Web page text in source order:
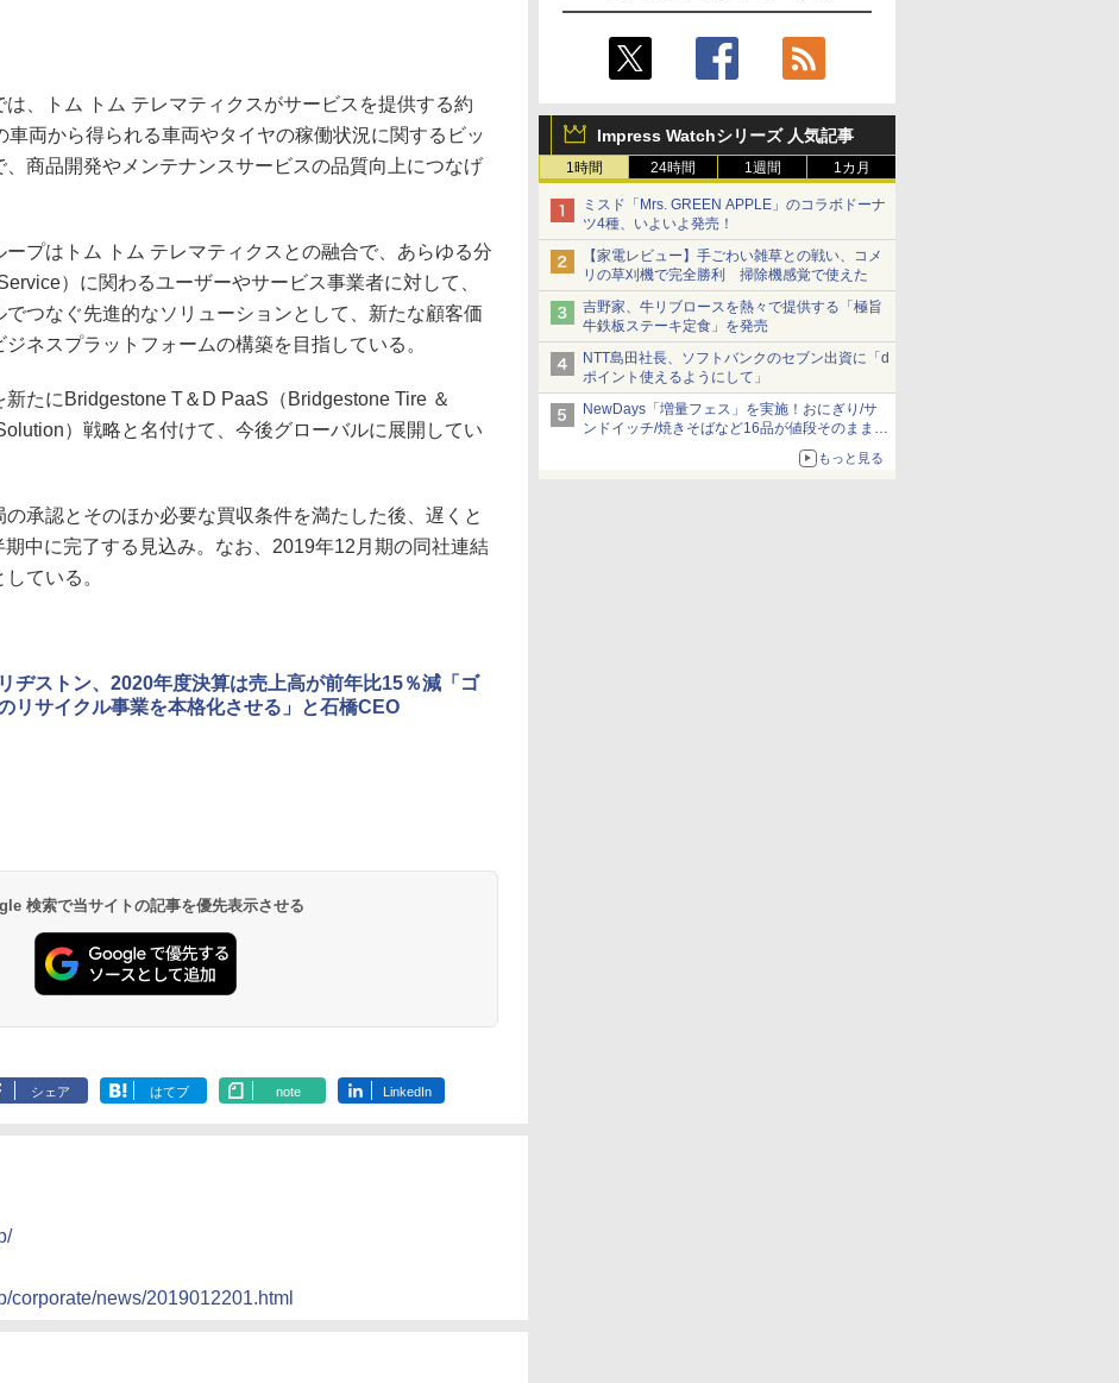
Impress Watchシリーズ 人気記事
1時間 24時間 1週間 1カ月
ミスド「Mrs. GREEN APPLE」のコラボドーナ
ツ4種、いよいよ発売！
【家電レビュー】手ごわい雑草との戦い、コメ
リの草刈機で完全勝利 掃除機感覚で使えた
吉野家、牛リブロースを熱々で提供する「極旨
牛鉄板ステーキ定食」を発売
NTT島田社長、ソフトバンクのセブン出資に「d
ポイント使えるようにして」
NewDays「増量フェス」を実施！おにぎり/サ
ンドイッチ/焼きそばなど16品が値段そのままで
もっと見る
、トム トム テレマティクスがサービスを提供する約
両から得られる車両やタイヤの稼働状況に関するビッ
商品開発やメンテナンスサービスの品質向上につなげ
プはトム トム テレマティクスとの融合で、あらゆる分
）に関わるユーザーやサービス事業者に対して、
つなぐ先進的なソリューションとして、新たな顧客価
ネスプラットフォームの構築を目指している。
たにBridgestone T＆D PaaS（Bridgestone Tire ＆
）戦略と名付けて、今後グローバルに展開してい
承認とそのほか必要な買収条件を満たした後、遅くと
中に完了する見込み。なお、2019年12月期の同社連結
ている。
ヂストン、2020年度決算は売上高が前年比15％減「ゴ
リサイクル事業を本格化させる」と石橋CEO
検索で当サイトの記事を優先表示させる
シェア はてブ note LinkedIn
corporate/news/2019012201.html